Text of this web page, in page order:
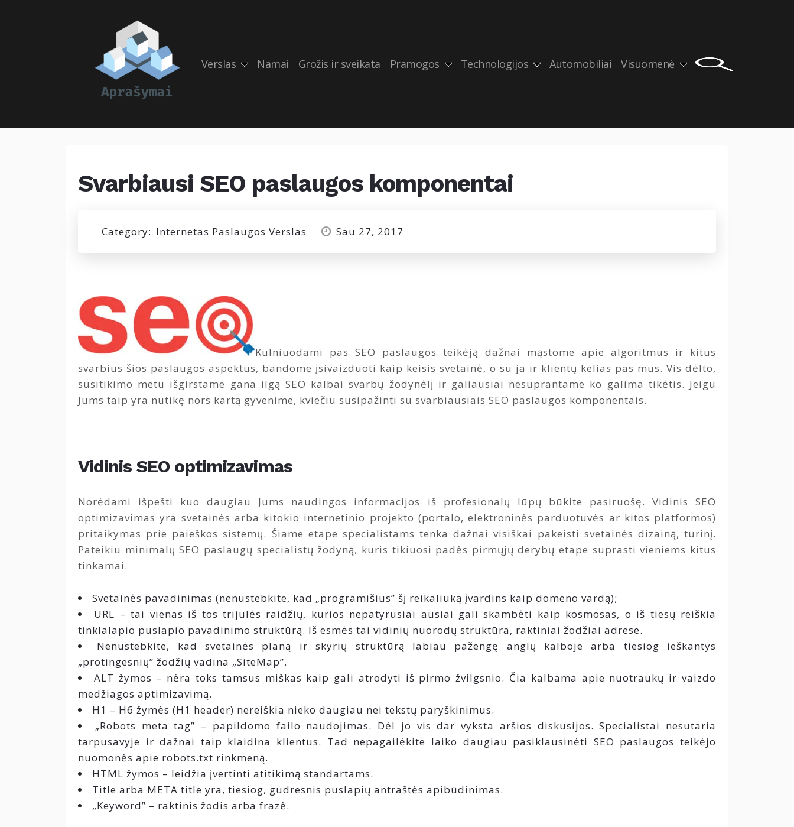
Verslas Namai Grožis ir sveikata Pramogos Technologijos Automobiliai Visuomenė
Svarbiausi SEO paslaugos komponentai
Category: Internetas Paslaugos Verslas Sau 27, 2017
Kulniuodami pas SEO paslaugos teikėją dažnai mąstome apie algoritmus ir kitus
svarbius šios paslaugos aspektus, bandome įsivaizduoti kaip keisis svetainė, o su ja ir klientų kelias pas mus. Vis dėlto,
susitikimo metu išgirstame gana ilgą SEO kalbai svarbų žodynėlį ir galiausiai nesuprantame ko galima tikėtis. Jeigu
Jums taip yra nutikę nors kartą gyvenime, kviečiu susipažinti su svarbiausiais SEO paslaugos komponentais.
Vidinis SEO optimizavimas
Norėdami išpešti kuo daugiau Jums naudingos informacijos iš profesionalų lūpų būkite pasiruošę. Vidinis SEO
optimizavimas yra svetainės arba kitokio internetinio projekto (portalo, elektroninės parduotuvės ar kitos platformos)
pritaikymas prie paieškos sistemų. Šiame etape specialistams tenka dažnai visiškai pakeisti svetainės dizainą, turinį.
Pateikiu minimalų SEO paslaugų specialistų žodyną, kuris tikiuosi padės pirmųjų derybų etape suprasti vieniems kitus
tinkamai.
Svetainės pavadinimas (nenustebkite, kad „programišius” šį reikaliuką įvardins kaip domeno vardą);
URL – tai vienas iš tos trijulės raidžių, kurios nepatyrusiai ausiai gali skambėti kaip kosmosas, o iš tiesų reiškia
tinklalapio puslapio pavadinimo struktūrą. Iš esmės tai vidinių nuorodų struktūra, raktiniai žodžiai adrese.
Nenustebkite, kad svetainės planą ir skyrių struktūrą labiau pažengę anglų kalboje arba tiesiog ieškantys
„protingesnių” žodžių vadina „SiteMap”.
ALT žymos – nėra toks tamsus miškas kaip gali atrodyti iš pirmo žvilgsnio. Čia kalbama apie nuotraukų ir vaizdo
medžiagos aptimizavimą.
H1 – H6 žymės (H1 header) nereiškia nieko daugiau nei tekstų paryškinimus.
„Robots meta tag” – papildomo failo naudojimas. Dėl jo vis dar vyksta aršios diskusijos. Specialistai nesutaria
tarpusavyje ir dažnai taip klaidina klientus. Tad nepagailėkite laiko daugiau pasiklausinėti SEO paslaugos teikėjo
nuomonės apie robots.txt rinkmeną.
HTML žymos – leidžia įvertinti atitikimą standartams.
Title arba META title yra, tiesiog, gudresnis puslapių antraštės apibūdinimas.
„Keyword” – raktinis žodis arba frazė.